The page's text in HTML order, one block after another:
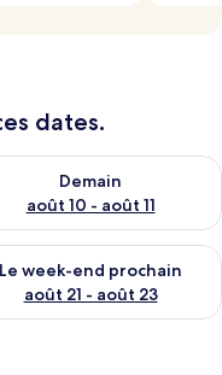
dates.
9 - août 10
Demain
août 10 - août 11
la disponibilité pour
août 14 - août 16
Le week-end prochain
août 21 - août 23
la disponibilité pour